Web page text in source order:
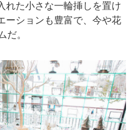
れた小さな一輪挿しを置け
ーションも豊富で、今や花
だ。